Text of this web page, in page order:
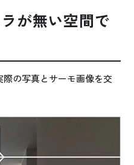
が無い空間で
の写真とサーモ画像を交